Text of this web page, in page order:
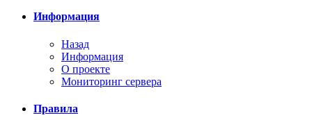
Информация
Назад
Информация
О проекте
Мониторинг сервера
Правила